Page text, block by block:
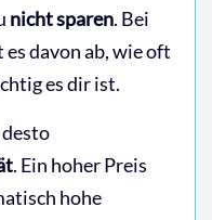
nicht sparen. Bei
davon ab, wie oft
es dir ist.
. Ein hoher Preis
hohe